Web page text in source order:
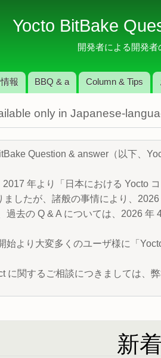
イ
コ
テ
ツ
に
移
動
Yocto BitBake
開発者による開発
報 BBQ & a Column & Tips
only in Japanese-
Question & answer（以下、
2017 年より「日本における Yocto
ましたが、諸般の事情により、
過去の Q & A については、2026
始より大変多くのユーザ様に「
に関するご相談につきましては、
新